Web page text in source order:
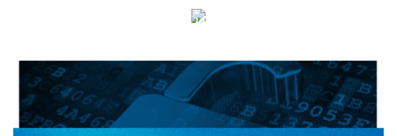
الهياكل الخاضعة لقانون النفاذ إلى المعلومة